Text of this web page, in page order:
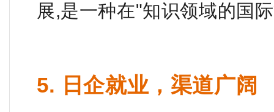
展,是一种在"知识领域的国
5. 日企就业，渠道广阔